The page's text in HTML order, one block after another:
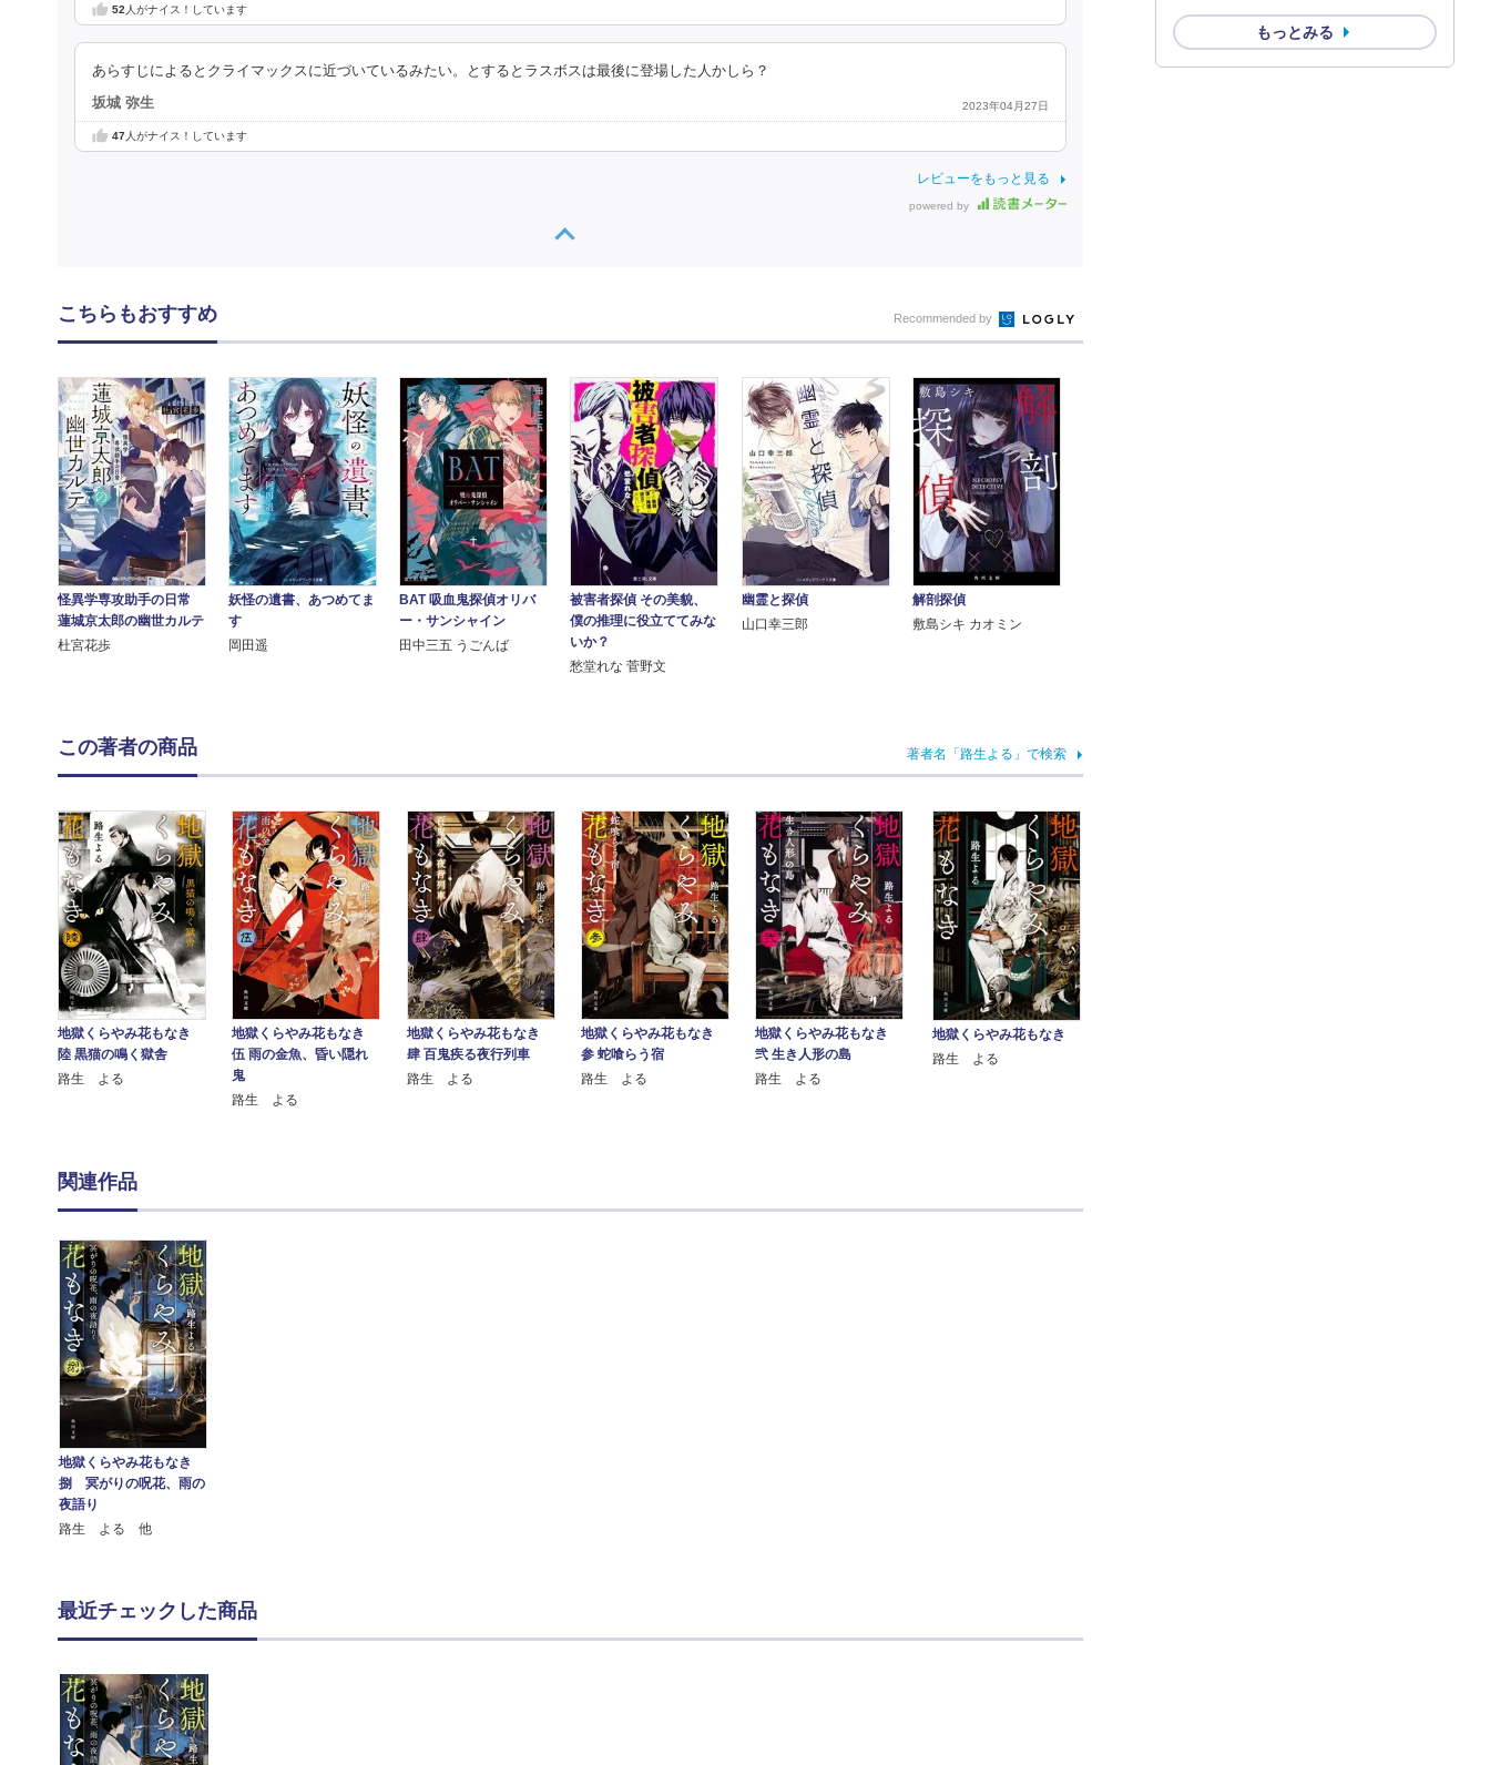
52 人がナイス！しています
あらすじによるとクライマックスに近づいているみたい。とするとラスボスは最後に登場した人かしら？
坂城 弥生 2023年04月27日
47人がナイス！しています
レビューをもっと見る
powered by
もっとみる
こちらもおすすめ Recommended by
怪異学専攻助手の日常
蓮城京太郎の幽世カルテ
杜宮花歩
妖怪の遺書、あつめてま
す
岡田遥
BAT 吸血鬼探偵オリバ
ー・サンシャイン
田中三五 うごんば
被害者探偵 その美貌、
僕の推理に役立ててみな
いか？
愁堂れな 菅野文
幽霊と探偵
山口幸三郎
解剖探偵
敷島シキ カオミン
この著者の商品 著者名「路生よる」で検索
地獄くらやみ花もなき
陸 黒猫の鳴く獄舎
路生 よる
地獄くらやみ花もなき
伍 雨の金魚、昏い隠れ
鬼
路生 よる
地獄くらやみ花もなき
肆 百鬼疾る夜行列車
路生 よる
地獄くらやみ花もなき
参 蛇喰らう宿
路生 よる
地獄くらやみ花もなき
弐 生き人形の島
路生 よる
地獄くらやみ花もなき
路生 よる
関連作品
地獄くらやみ花もなき
捌 冥がりの呪花、雨の
夜語り
路生 よる 他
最近チェックした商品